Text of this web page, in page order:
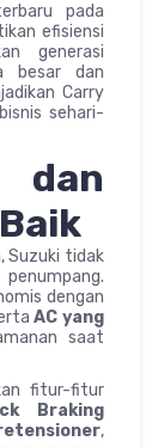
pada
efisiensi
generasi
besar dan
Carry
sehari-
dan
Suzuki tidak
dengan
AC yang
saat
fitur-fitur
Braking
,